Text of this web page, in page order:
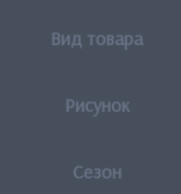
Вид товара
Рисунок
Сезон